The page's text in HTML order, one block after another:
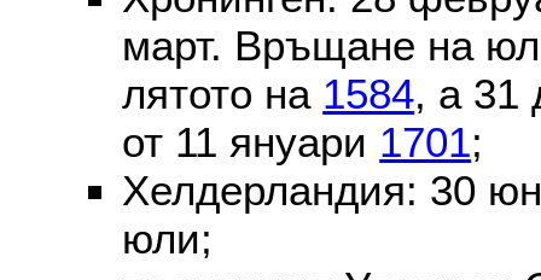
март. Връщане на
лятото на 1584, а 31
от 11 януари 1701;
Хелдерландия: 30
юли;